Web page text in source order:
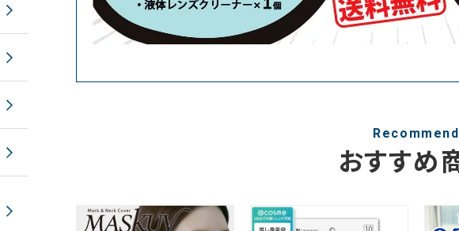
Recommend
おすすめ